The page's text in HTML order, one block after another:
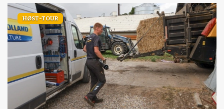
HØST-TOUR